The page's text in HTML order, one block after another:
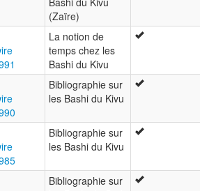
(Zaïre)
La notion de
temps chez les
Bashi du Kivu
Bibliographie sur
les Bashi du Kivu
Bibliographie sur
les Bashi du Kivu
Bibliographie sur